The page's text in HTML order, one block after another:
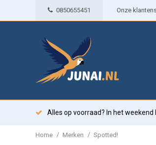
0850655451 Onze
Alles op voorraad? In het weekend
Home / Merken / Spotted!